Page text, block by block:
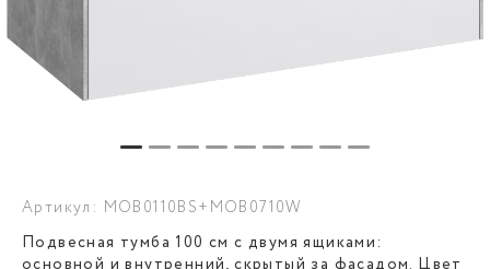
Артикул: MOB0110BS+MOB0710W
Подвесная тумба 100 см с двумя ящиками:
основной и внутренний, скрытый за фасадом. Цвет